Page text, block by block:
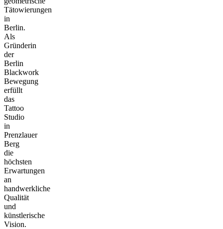
Tätowierungen
in
Berlin.
Als
Gründerin
der
Berlin
Blackwork
Bewegung
erfüllt
das
Tattoo
Studio
in
Prenzlauer
Berg
die
höchsten
Erwartungen
an
handwerkliche
Qualität
und
künstlerische
Vision.